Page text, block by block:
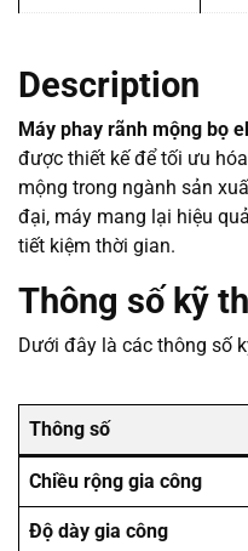
Description
Máy phay rãnh mộng bọ
được thiết kế để tối ưu
mộng trong ngành sản
đại, máy mang lại hiệu
tiết kiệm thời gian.
Thông số kỹ
Dưới đây là các thông số
Thông số
Chiều rộng gia công
Độ dày gia công